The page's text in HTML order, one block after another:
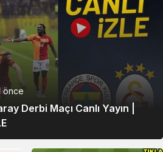
önce
Derbi Maçı Canlı Yayın |